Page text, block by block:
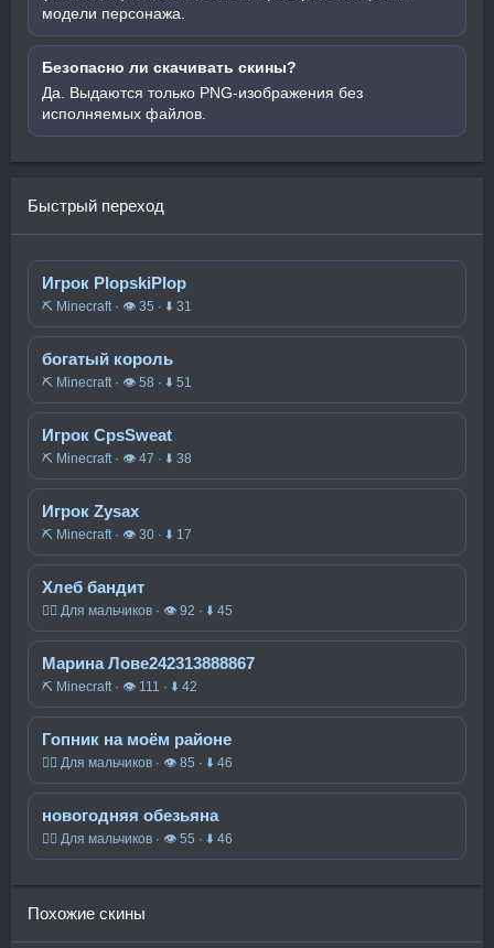
модели персонажа.
Безопасно ли скачивать скины?
Да. Выдаются только PNG-изображения без
исполняемых файлов.
Быстрый переход
Игрок PlopskiPlop
⛏️ Minecraft · 👁 35 · ⬇ 31
богатый король
⛏️ Minecraft · 👁 58 · ⬇ 51
Игрок CpsSweat
⛏️ Minecraft · 👁 47 · ⬇ 38
Игрок Zysax
⛏️ Minecraft · 👁 30 · ⬇ 17
Хлеб бандит
🧍‍♂️ Для мальчиков · 👁 92 · ⬇ 45
Марина Лове242313888867
⛏️ Minecraft · 👁 111 · ⬇ 42
Гопник на моём районе
🧍‍♂️ Для мальчиков · 👁 85 · ⬇ 46
новогодняя обезьяна
🧍‍♂️ Для мальчиков · 👁 55 · ⬇ 46
Похожие скины